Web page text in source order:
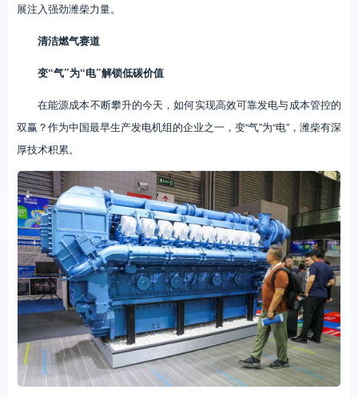
展注入强劲潍柴力量。
清洁燃气赛道
变“气”为“电”解锁低碳价值
在能源成本不断攀升的今天，如何实现高效可靠发电与成本管控的
双赢？作为中国最早生产发电机组的企业之一，变“气”为“电”，潍柴有深
厚技术积累。